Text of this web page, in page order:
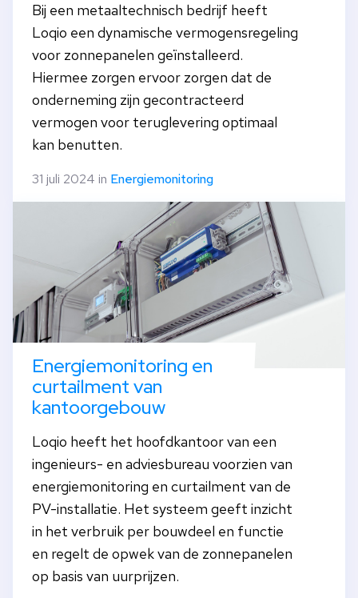
Bij een metaaltechnisch bedrijf heeft
Loqio een dynamische vermogensregeling
voor zonnepanelen geïnstalleerd.
Hiermee zorgen ervoor zorgen dat de
onderneming zijn gecontracteerd
vermogen voor teruglevering optimaal
kan benutten.
31 juli 2024 in Energiemonitoring
Energiemonitoring en
curtailment van
kantoorgebouw
Loqio heeft het hoofdkantoor van een
ingenieurs- en adviesbureau voorzien van
energiemonitoring en curtailment van de
PV-installatie. Het systeem geeft inzicht
in het verbruik per bouwdeel en functie
en regelt de opwek van de zonnepanelen
op basis van uurprijzen.